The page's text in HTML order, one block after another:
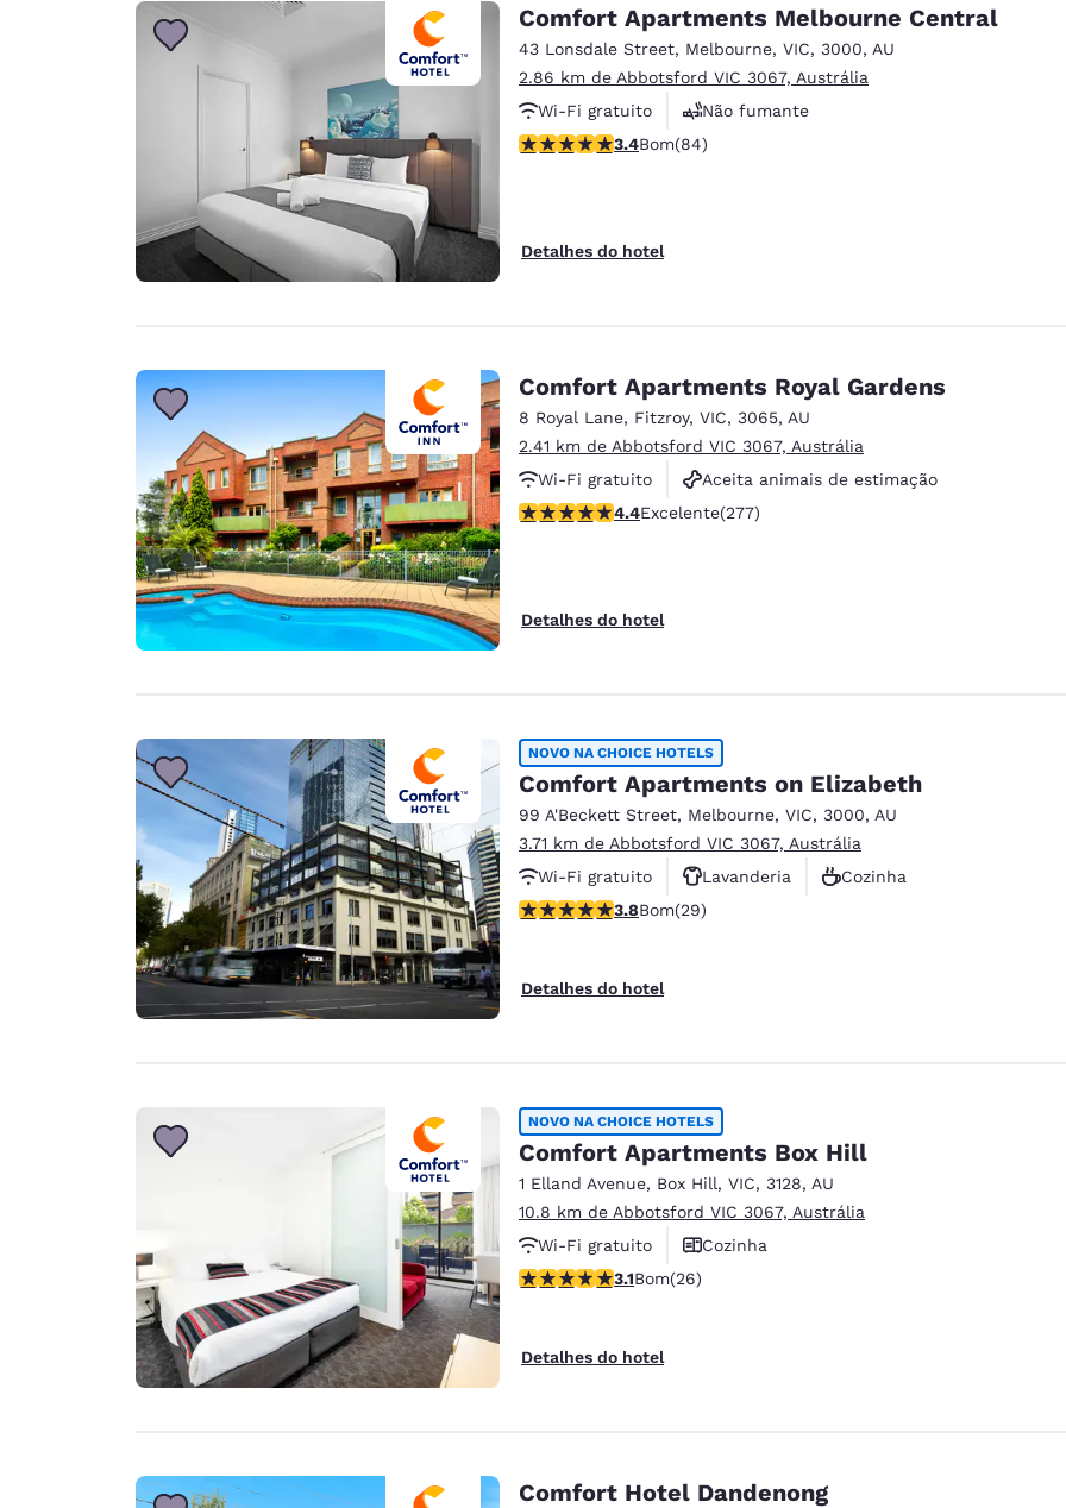
Español English
Europa
Deutschland
Deutsch
Germany
Ásia-Pacífico
Australia
English
India
English
Comfort Apartments Melbourne Central
43 Lonsdale Street, Melbourne, VIC, 3000, AU
2.86 km de Abbotsford VIC 3067, Austrália
Wi-Fi gratuito
Não fumante
classificação 3.4 estrelas. Bom. 84 avaliações
3.4Bom(84)
Detalhes do hotel
Comfort Apartments Royal Gardens
8 Royal Lane, Fitzroy, VIC, 3065, AU
2.41 km de Abbotsford VIC 3067, Austrália
Wi-Fi gratuito
Aceita animais de estimação
Piscina externa
classificação 4.44 estrelas. Excelente. 277 avaliações
4.4Excelente(277)
Detalhes do hotel
NOVO NA CHOICE HOTELS
Comfort Apartments on Elizabeth
99 A'Beckett Street, Melbourne, VIC, 3000, AU
3.71 km de Abbotsford VIC 3067, Austrália
Wi-Fi gratuito
Lavanderia
Cozinha
classificação 3.79 estrelas. Bom. 29 avaliações
3.8Bom(29)
Detalhes do hotel
NOVO NA CHOICE HOTELS
Comfort Apartments Box Hill
1 Elland Avenue, Box Hill, VIC, 3128, AU
10.8 km de Abbotsford VIC 3067, Austrália
Wi-Fi gratuito
Cozinha
classificação 3.12 estrelas. Bom. 26 avaliações
3.1Bom(26)
Detalhes do hotel
Comfort Hotel Dandenong